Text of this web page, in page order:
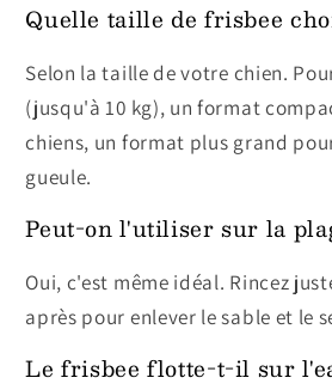
Quelle taille de frisbee
Selon la taille de votre chien.
(jusqu'à 10 kg), un format
chiens, un format plus grand
gueule.
Peut-on l'utiliser sur la
Oui, c'est même idéal. Rincez
après pour enlever le sable et le
Le frisbee flotte-t-il sur